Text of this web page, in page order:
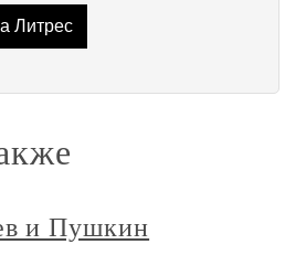
Литрес
и Пушкин